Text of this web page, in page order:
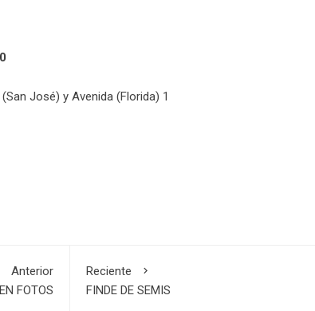
José) y Avenida (Florida) 1
Anterior
FOTOS
Reciente
FINDE DE SEMIS